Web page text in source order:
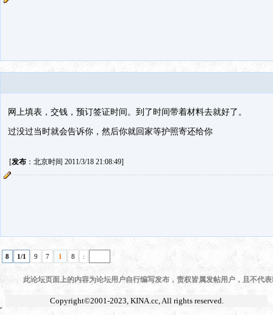
网上填表，交钱，预订签证时间。到了时间带着材料去就好了。
过没过当时就会告诉你，然后你就回家等护照寄还给你
[发布：北京时间 2011/3/18 21:08:49]
8 1/1 9 7 1 8 :
此论坛页面上的内容为论坛用户自行编写发布，责权皆属发帖用户，且不代
Copyright©2001-2023, KINA.cc, All rights reserved.